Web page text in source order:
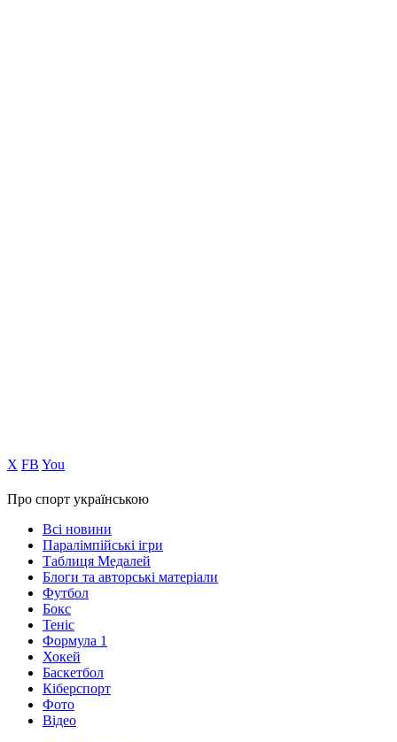
Х FB You
Про спорт українською
Всі новини
Паралімпійські ігри
Таблиця Медалей
Блоги та авторські матеріали
Футбол
Бокс
Теніс
Формула 1
Хокей
Баскетбол
Кіберспорт
Фото
Відео